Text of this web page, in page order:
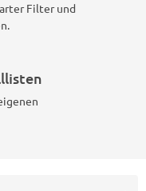
Filter und